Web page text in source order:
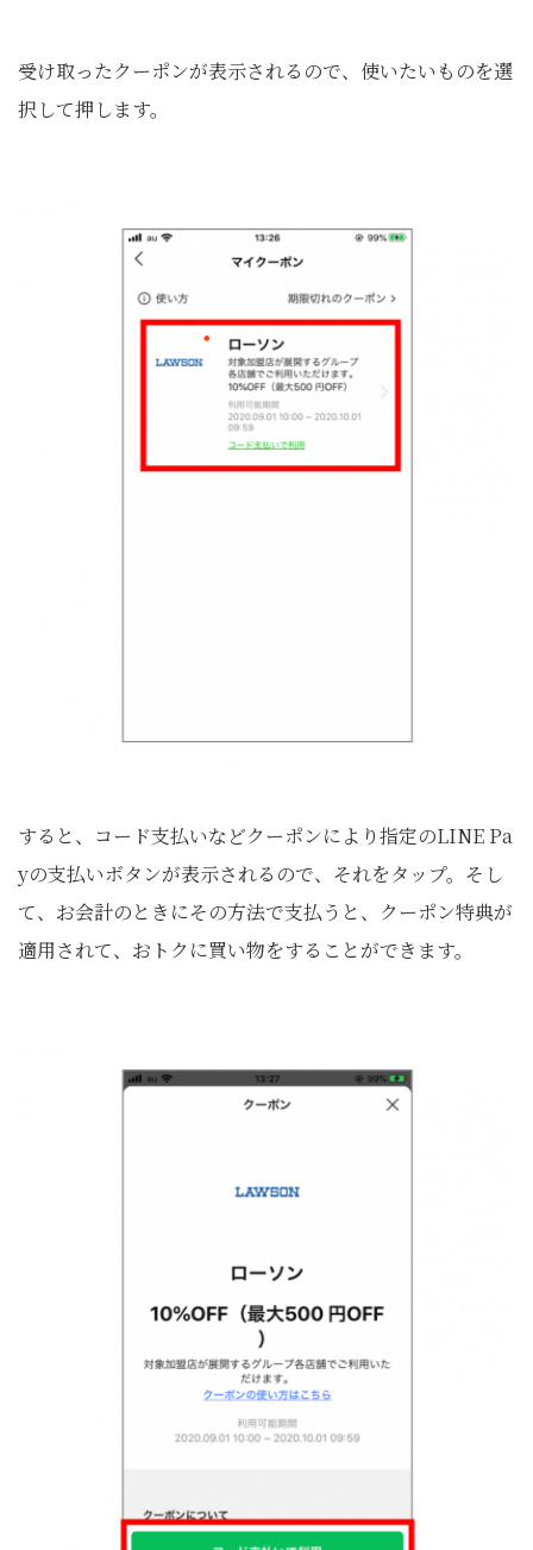
受け取ったクーポンが表示されるので、使いたいものを選
択して押します。
すると、コード支払いなどクーポンにより指定のLINE Pa
yの支払いボタンが表示されるので、それをタップ。そし
て、お会計のときにその方法で支払うと、クーポン特典が
適用されて、おトクに買い物をすることができます。